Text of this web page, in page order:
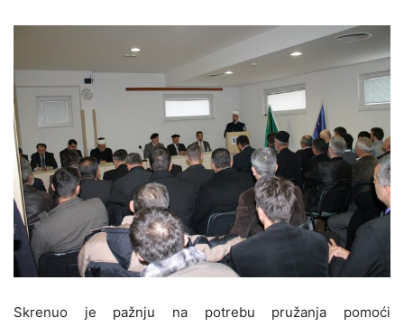
Skrenuo je pažnju na potrebu pružanja pomoći